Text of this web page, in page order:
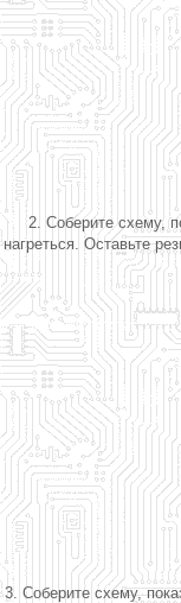
2. Соберите схему,
нагреться. Оставьте
3. Соберите схему,